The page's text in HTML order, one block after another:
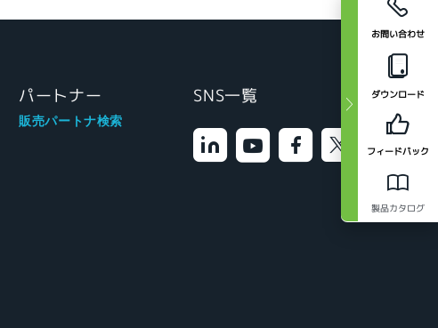
お問い合わせ
ダウンロード
フィードバック
製品カタログ
パートナー
販売パートナ検索
SNS一覧